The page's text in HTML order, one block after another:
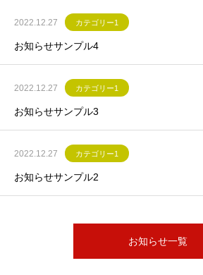
2022.12.27 カテゴリー1
お知らせサンプル4
2022.12.27 カテゴリー1
お知らせサンプル3
2022.12.27 カテゴリー1
お知らせサンプル2
お知らせ一覧